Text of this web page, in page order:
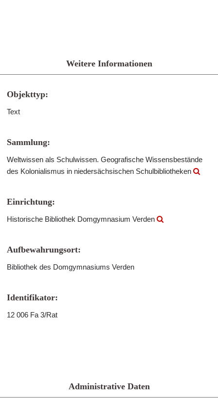
Weitere Informationen
Objekttyp:
Text
Sammlung:
Weltwissen als Schulwissen. Geografische Wissensbestände
des Kolonialismus in niedersächsischen Schulbibliotheken
Einrichtung:
Historische Bibliothek Domgymnasium Verden
Aufbewahrungsort:
Bibliothek des Domgymnasiums Verden
Identifikator:
12 006 Fa 3/Rat
Administrative Daten